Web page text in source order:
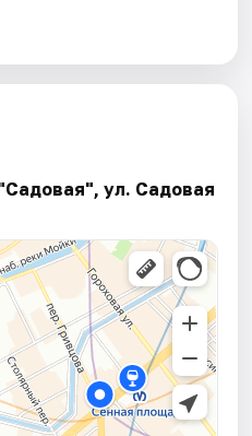
ул. Садовая